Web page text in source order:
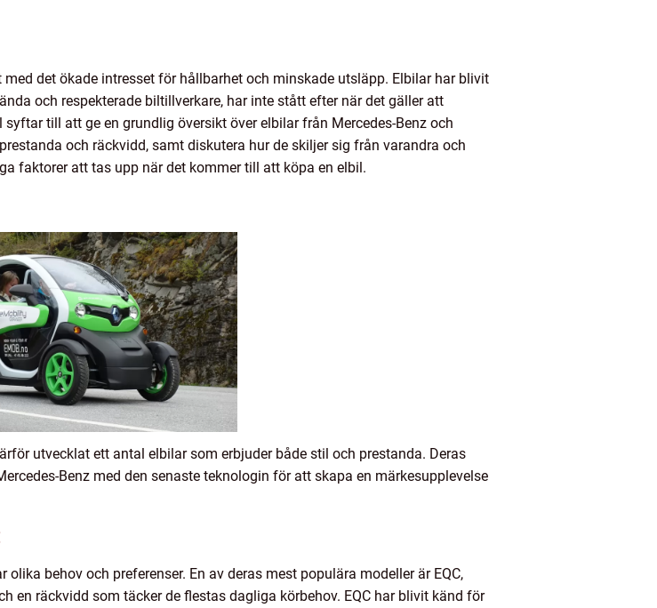
det ökade intresset för hållbarhet och minskade utsläpp. Elbilar har blivit
och respekterade biltillverkare, har inte stått efter när det gäller att
till att ge en grundlig översikt över elbilar från Mercedes-Benz och
och räckvidd, samt diskutera hur de skiljer sig från varandra och
faktorer att tas upp när det kommer till att köpa en elbil.
utvecklat ett antal elbilar som erbjuder både stil och prestanda. Deras
Benz med den senaste teknologin för att skapa en märkesupplevelse
behov och preferenser. En av deras mest populära modeller är EQC,
en räckvidd som täcker de flestas dagliga körbehov. EQC har blivit känd för